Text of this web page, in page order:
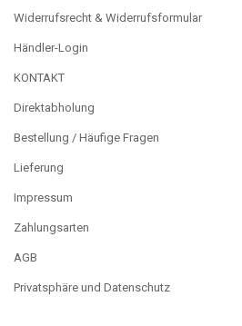
Widerrufsrecht & Widerrufsformular
Händler-Login
KONTAKT
Direktabholung
Bestellung / Häufige Fragen
Lieferung
Impressum
Zahlungsarten
AGB
Privatsphäre und Datenschutz